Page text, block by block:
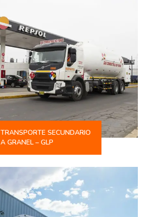
TRANSPORTE SECUNDARIO
A GRANEL – GLP